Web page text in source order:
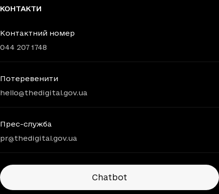
КОНТАКТИ
Контактний номер
044 207 1748
Потеревенити
hello@thedigital.gov.ua
Прес-служба
pr@thedigital.gov.ua
Chatbots
Chatbot